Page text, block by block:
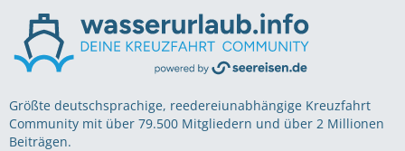
Größte deutschsprachige, reedereiunabhängige Kreuzfahrt
Community mit über 79.500 Mitgliedern und über 2 Millionen
Beiträgen.